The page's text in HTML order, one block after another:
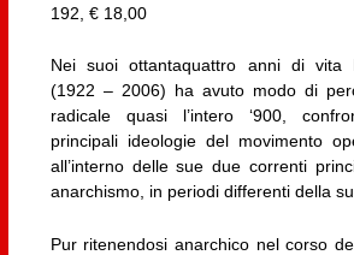
192, € 18,00
Nei suoi ottantaquattro anni di vita
(1922 – 2006) ha avuto modo di
radicale quasi l’intero ‘900,
principali ideologie del movimento
all’interno delle sue due correnti
anarchismo, in periodi differenti della
Pur ritenendosi anarchico nel corso